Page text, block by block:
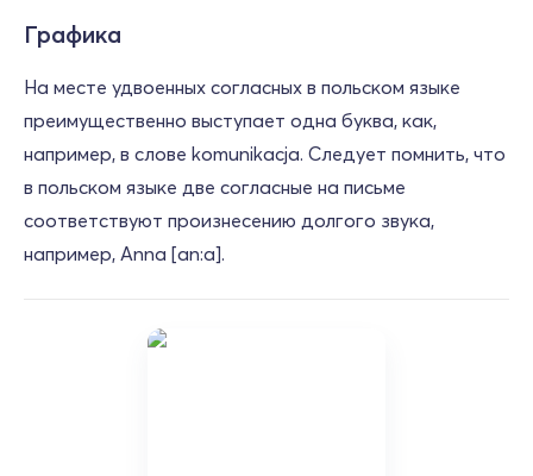
Графика
На месте удвоенных согласных в польском языке
преимущественно выступает одна буква, как,
например, в слове komunikacja. Следует помнить, что
в польском языке две согласные на письме
соответствуют произнесению долгого звука,
например, Anna [an:a].